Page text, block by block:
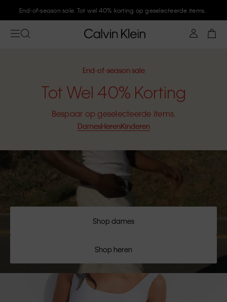
Meld je aan bij Calvin Klein en krijg 10% korting
End-of-season sale
Tot Wel 40% Korting
Bespaar op geselecteerde items.
DamesHerenKinderen
Shop dames
Shop heren